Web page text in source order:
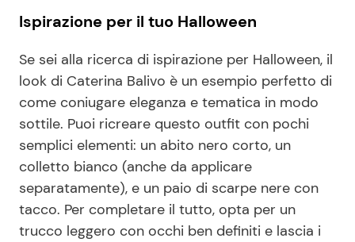
Ispirazione per il tuo Halloween
Se sei alla ricerca di ispirazione per Halloween, il
look di Caterina Balivo è un esempio perfetto di
come coniugare eleganza e tematica in modo
sottile. Puoi ricreare questo outfit con pochi
semplici elementi: un abito nero corto, un
colletto bianco (anche da applicare
separatamente), e un paio di scarpe nere con
tacco. Per completare il tutto, opta per un
trucco leggero con occhi ben definiti e lascia i